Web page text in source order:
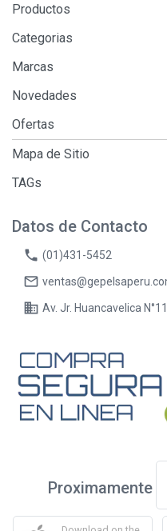
Productos
Categorias
Marcas
Novedades
Ofertas
Mapa de Sitio
TAGs
Datos de Contacto
phone (01)431-5452
mail_outline
business Av. Jr. Huancavelica
Proximamente